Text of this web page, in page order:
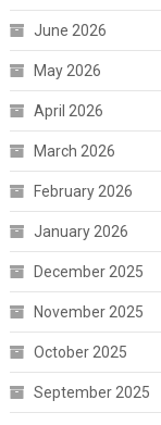
June 2026
May 2026
April 2026
March 2026
February 2026
January 2026
December 2025
November 2025
October 2025
September 2025